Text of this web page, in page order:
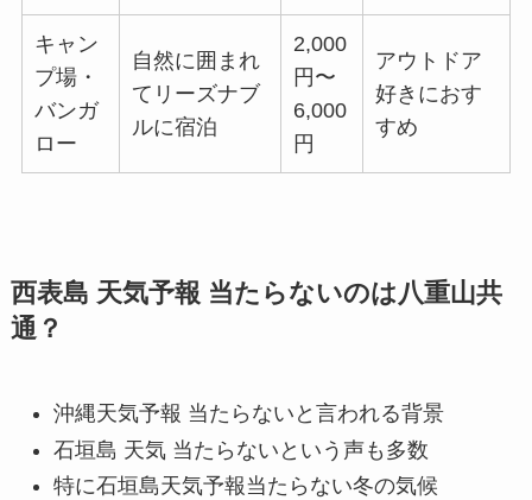
キャン
プ場・
バンガ
ロー
自然に囲まれ
てリーズナブ
ルに宿泊
2,000
円〜
6,000
円
アウトドア
好きにおす
すめ
西表島 天気予報 当たらないのは八重山共
通？
沖縄天気予報 当たらないと言われる背景
石垣島 天気 当たらないという声も多数
特に石垣島天気予報当たらない冬の気候